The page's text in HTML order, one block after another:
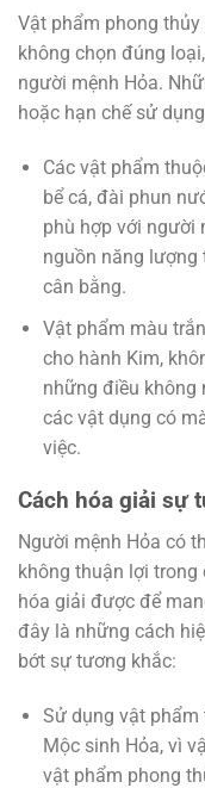
Vật phẩm phong
không chọn đúng
người mệnh Hỏa.
hoặc hạn chế sử
Các vật phẩm
bể cá, đài phun
phù hợp với người
nguồn năng lượng
cân bằng.
Vật phẩm màu
cho hành Kim,
những điều không
các vật dụng có
việc.
Cách hóa giải sự
Người mệnh Hỏa có
không thuận lợi trong
hóa giải được để
đây là những cách
bớt sự tương khắc:
Sử dụng vật phẩm
Mộc sinh Hỏa, vì
vật phẩm phong